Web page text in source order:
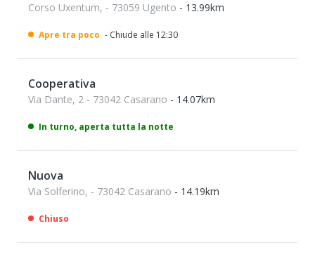
Corso Uxentum, - 73059 Ugento - 13.99km
Apre tra poco - Chiude alle 12:30
Cooperativa
Via Dante, 2 - 73042 Casarano - 14.07km
In turno, aperta tutta la notte
Nuova
Via Solferino, - 73042 Casarano - 14.19km
Chiuso